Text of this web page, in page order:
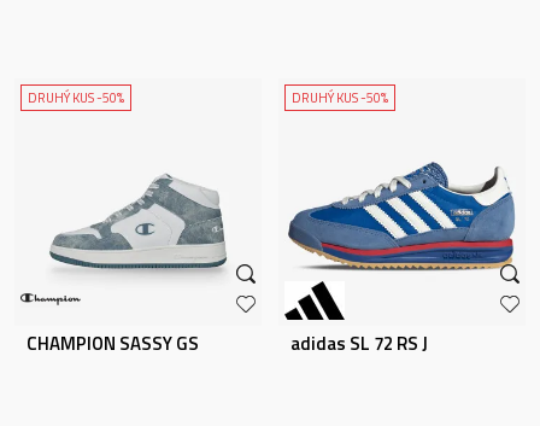
DRUHÝ KUS -50%
CHAMPION SASSY GS
DRUHÝ KUS -50%
adidas SL 72 RS J